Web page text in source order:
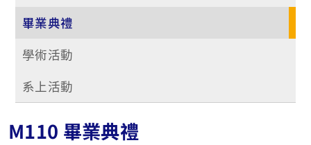
畢業典禮
學術活動
系上活動
M110 畢業典禮